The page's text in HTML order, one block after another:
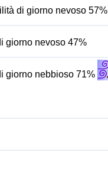
di giorno nevoso 57%
giorno nevoso 47%
giorno nebbioso 71%